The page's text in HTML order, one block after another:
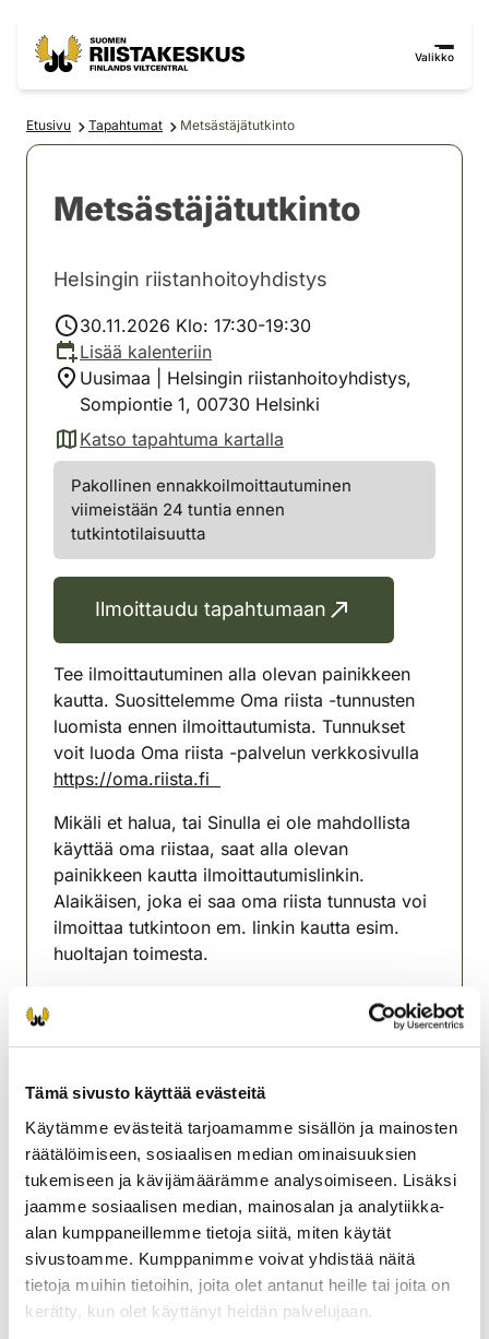
Tämä sivusto käyttää evästeitä
Käytämme evästeitä tarjoamamme sisällön ja mainosten
räätälöimiseen, sosiaalisen median ominaisuuksien
tukemiseen ja kävijämäärämme analysoimiseen. Lisäksi
jaamme sosiaalisen median, mainosalan ja analytiikka-
alan kumppaneillemme tietoja siitä, miten käytät
sivustoamme. Kumppanimme voivat yhdistää näitä
tietoja muihin tietoihin, joita olet antanut heille tai joita on
kerätty, kun olet käyttänyt heidän palvelujaan.
Valikko
Etusivu Tapahtumat Metsästäjätutkinto
Metsästäjätutkinto
Helsingin riistanhoitoyhdistys
30.11.2026 Klo: 17:30-19:30
Lisää kalenteriin
Uusimaa | Helsingin riistanhoitoyhdistys,
Sompiontie 1, 00730 Helsinki
Katso tapahtuma kartalla
(avautuu uuteen välilehteen)
Pakollinen ennakkoilmoittautuminen
viimeistään 24 tuntia ennen
tutkintotilaisuutta
Ilmoittaudu tapahtumaan
Tee ilmoittautuminen alla olevan painikkeen
kautta. Suosittelemme Oma riista -tunnusten
luomista ennen ilmoittautumista. Tunnukset
voit luoda Oma riista -palvelun verkkosivulla
https://oma.riista.fi
Mikäli et halua, tai Sinulla ei ole mahdollista
käyttää oma riistaa, saat alla olevan
painikkeen kautta ilmoittautumislinkin.
Alaikäisen, joka ei saa oma riista tunnusta voi
ilmoittaa tutkintoon em. linkin kautta esim.
huoltajan toimesta.
lähimaksuna/pankkikortti tai verkkomaksuna
OmaRiista -sovelluksen kautta tilaisuuden
alussa.
Tutkinto suoritetaan joko sähköisenä tai
paperisena kokeena.
Jos olet tutkintoa edeltävällä kurssilla, sinulle
on varattu paikka tutkintoon.